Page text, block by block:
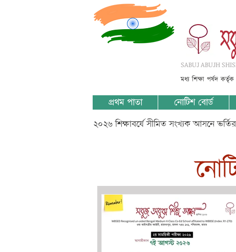
SABUJ ABUJH
মধ্য শিক্ষা পর্ষদ
প্রথম পাতা নোটিশ বোর্ড
২০২৬ শিক্ষাবর্ষে সীমিত সংখ্যক আসনে